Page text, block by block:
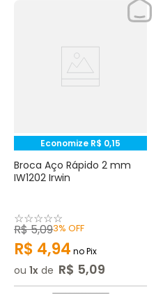
Economize R$ 0,15
Broca Aço Rápido 2 mm
IW1202 Irwin
☆☆☆☆☆
R$5,093% OFF
R$ 4,94 no Pix
ou 1 de R$ 5,09